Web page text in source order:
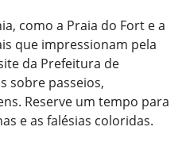
como a Praia do Fort e a
que impressionam pela
da Prefeitura de
sobre passeios,
Reserve um tempo para
e as falésias coloridas.